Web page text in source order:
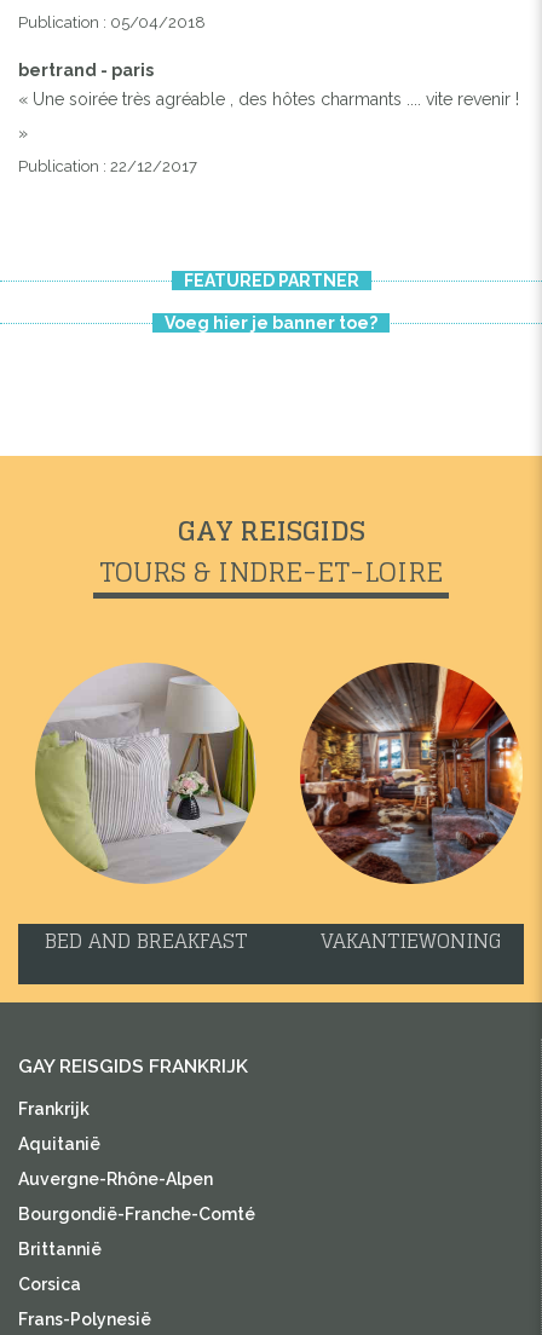
Publication : 05/04/2018
bertrand - paris
« Une soirée très agréable , des hôtes charmants .... vite revenir !
»
Publication : 22/12/2017
FEATURED PARTNER
Voeg hier je banner toe?
GAY REISGIDS
TOURS & INDRE-ET-LOIRE
BED AND BREAKFAST VAKANTIEWONING
GAY REISGIDS FRANKRIJK
Frankrijk
Aquitanië
Auvergne-Rhône-Alpen
Bourgondië-Franche-Comté
Brittannië
Corsica
Frans-Polynesië